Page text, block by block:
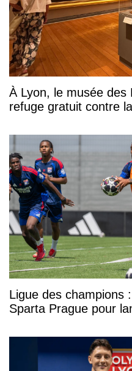
À Lyon, le musée des
refuge gratuit contre
Ligue des champions
Sparta Prague pour